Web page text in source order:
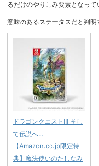
るだけのやりこみ要素となって
意味のあるステータスだと判明
ドラゴンクエストIII そし
て伝説へ…
【Amazon.co.jp限定特
典】魔法使いのたしなみ